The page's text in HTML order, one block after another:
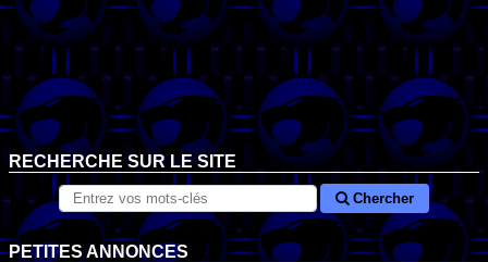
RECHERCHE SUR LE SITE
Chercher
PETITES ANNONCES